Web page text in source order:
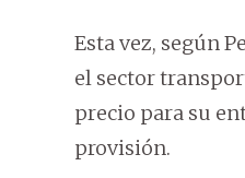
Esta vez, según
el sector
precio para su
provisión.